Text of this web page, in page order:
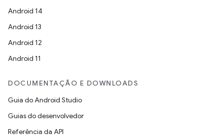
Android 14
Android 13
Android 12
Android 11
DOCUMENTAÇÃO E DOWNLOADS
Guia do Android Studio
Guias do desenvolvedor
Referência da API